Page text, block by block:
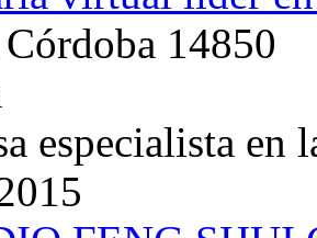
14850
especialista en